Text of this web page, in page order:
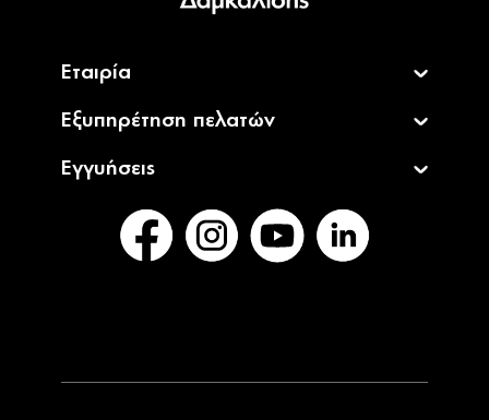
Εταιρία
Εξυπηρέτηση πελατών
Εγγυήσεις